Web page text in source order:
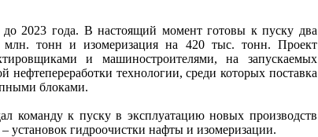
2023 года. В настоящий момент готовы к пуску два
тонн и изомеризация на 420 тыс. тонн. Проект
и машиностроителями, на запускаемых
нефтепереработки технологии, среди которых поставка
блоками.
команду к пуску в эксплуатацию новых производств
гидроочистки нафты и изомеризации.